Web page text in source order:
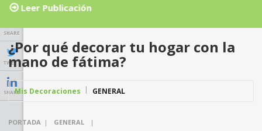
atractivo en el hogar: Guía para principiantes
Leer Publicación
SHARE
TWEET
SHARE
¿Por qué decorar tu hogar con la
mano de fátima?
Mis Decoraciones GENERAL
PORTADA | GENERAL
|